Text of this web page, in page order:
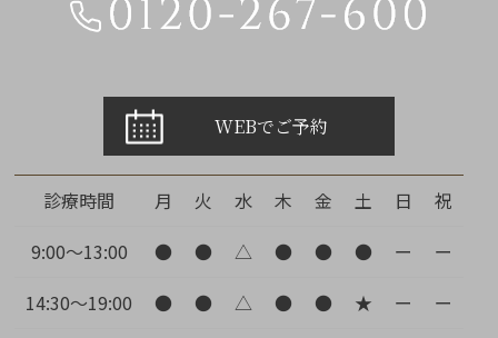
WEBでご予約
診療時間 月 火 水 木 金 土 日
祝
9:00～13:00
● ● △ ● ● ● ー
ー
14:30～19:00
● ● △ ● ● ★ ー
ー